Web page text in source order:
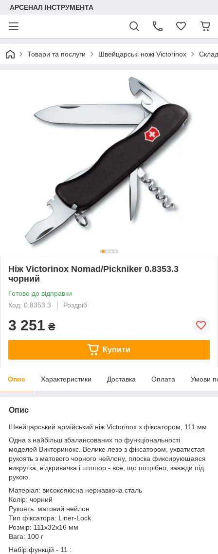
АРСЕНАЛ ІНСТРУМЕНТА
Товари та послуги Швейцарські ножі Victorinox
Ніж Victorinox Nomad/Pickniker 0.8353.3
чорний
Готово до відправки
Код: 0.8353.3
Роздріб
3 251 ₴
Купити
Опис Характеристики Доставка Оплата Умови
Опис
Швейцарський армійський ніж Victorinox з фіксатором, 111 мм
Одна з найбільш збалансованих по функціональності
моделей Викторинокс. Велике лезо з фіксатором, ухватистая
рукоять з матового чорного нейлону, плоска фиксирующаяся
викрутка, відкривачка і штопор - все, що потрібно, завжди під
рукою.
Матеріал: високоякісна нержавіюча сталь
Колір: чорний
Рукоять: матовий нейлон
Тип фіксатора: Liner-Lock
Розмір: 111x32x16 мм
Вага: 100 г
Набір функцій - 11 :